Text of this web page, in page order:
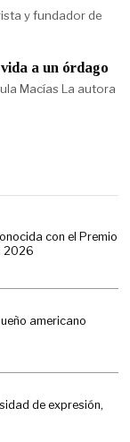
y fundador de
a un órdago
Macías La autora
con el Premio
2026
americano
de expresión,